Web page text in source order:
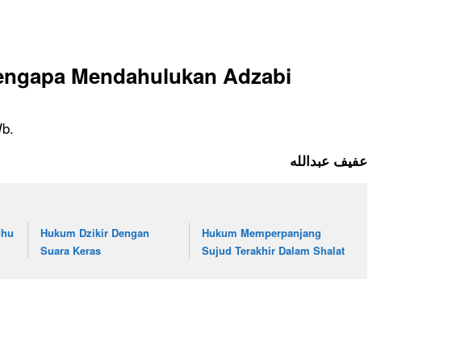
Mendahulukan Adzabi
عفيف عبدالله
Hukum Dzikir Dengan
Suara Keras
Hukum Memperpanjang
Sujud Terakhir Dalam Shalat